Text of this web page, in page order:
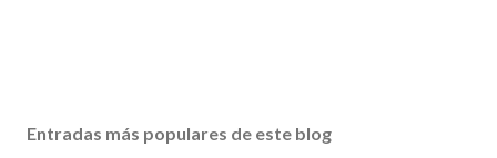
Entradas más populares de este blog